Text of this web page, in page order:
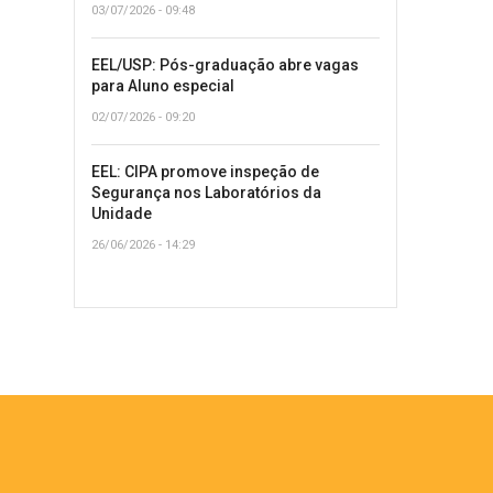
03/07/2026 - 09:48
EEL/USP: Pós-graduação abre vagas
para Aluno especial
02/07/2026 - 09:20
EEL: CIPA promove inspeção de
Segurança nos Laboratórios da
Unidade
26/06/2026 - 14:29